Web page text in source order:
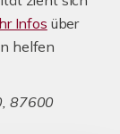
Infos über
helfen
87600